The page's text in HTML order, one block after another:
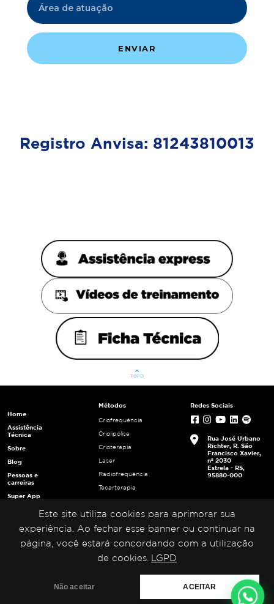
Este site utiliza cookies para aprimorar sua
experiência. Ao fechar esse banner ou continuar na
página, você estará concordando com a utilização
de cookies.
LGPD
Não aceitar ACEITAR
Registro Anvisa: 81243810013
keyboard_arrow_up
TOPO
Home
Assistência
Técnica
Sobre
Blog
Pessoas e
carreiras
Super App
Multiplicadores
Portal da
Métodos
Criofrequência
Criolipólise
Crioterapia
Laser
Radiofrequência
Tecarterapia
Ultrafrequência
Ultrassom
Redes Sociais
Rua José Urbano
Richter, R. São
Francisco Xavier,
nº 2030
Estrela - RS,
95880-000